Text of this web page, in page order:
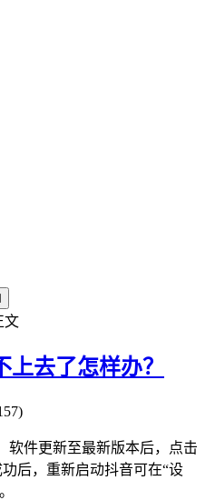
文
去了怎样办？
软件更新至最新版本后，点击
后，重新启动抖音可在“设